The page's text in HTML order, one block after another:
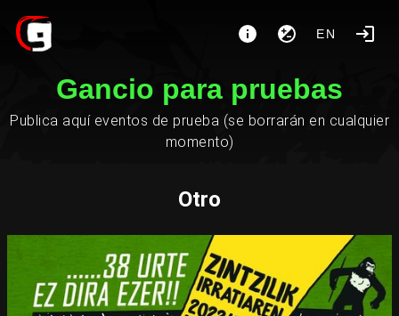
EN
Gancio para pruebas
Publica aquí eventos de prueba (se borrarán en cualquier
momento)
Otro